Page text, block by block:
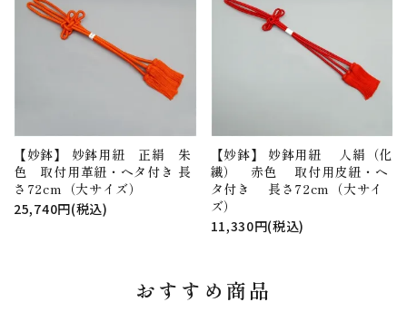
【妙鉢】 妙鉢用紐 正絹 朱
色 取付用革紐・ヘタ付き 長
さ72cm（大サイズ）
25,740円(税込)
【妙鉢】 妙鉢用紐 人絹（化
繊） 赤色 取付用皮紐・ヘ
タ付き 長さ72cm（大サイ
ズ）
11,330円(税込)
おすすめ商品